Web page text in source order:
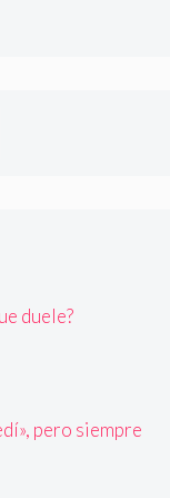
duele?
pero siempre